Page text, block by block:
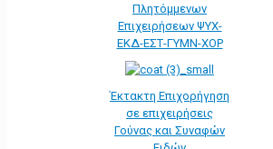
Πλητόμμενων
Επιχειρήσεων ΨΥΧ-
ΕΚΔ-ΕΣΤ-ΓΥΜΝ-ΧΟΡ
Έκτακτη Επιχορήγηση
σε επιχειρήσεις
Γούνας και Συναφών